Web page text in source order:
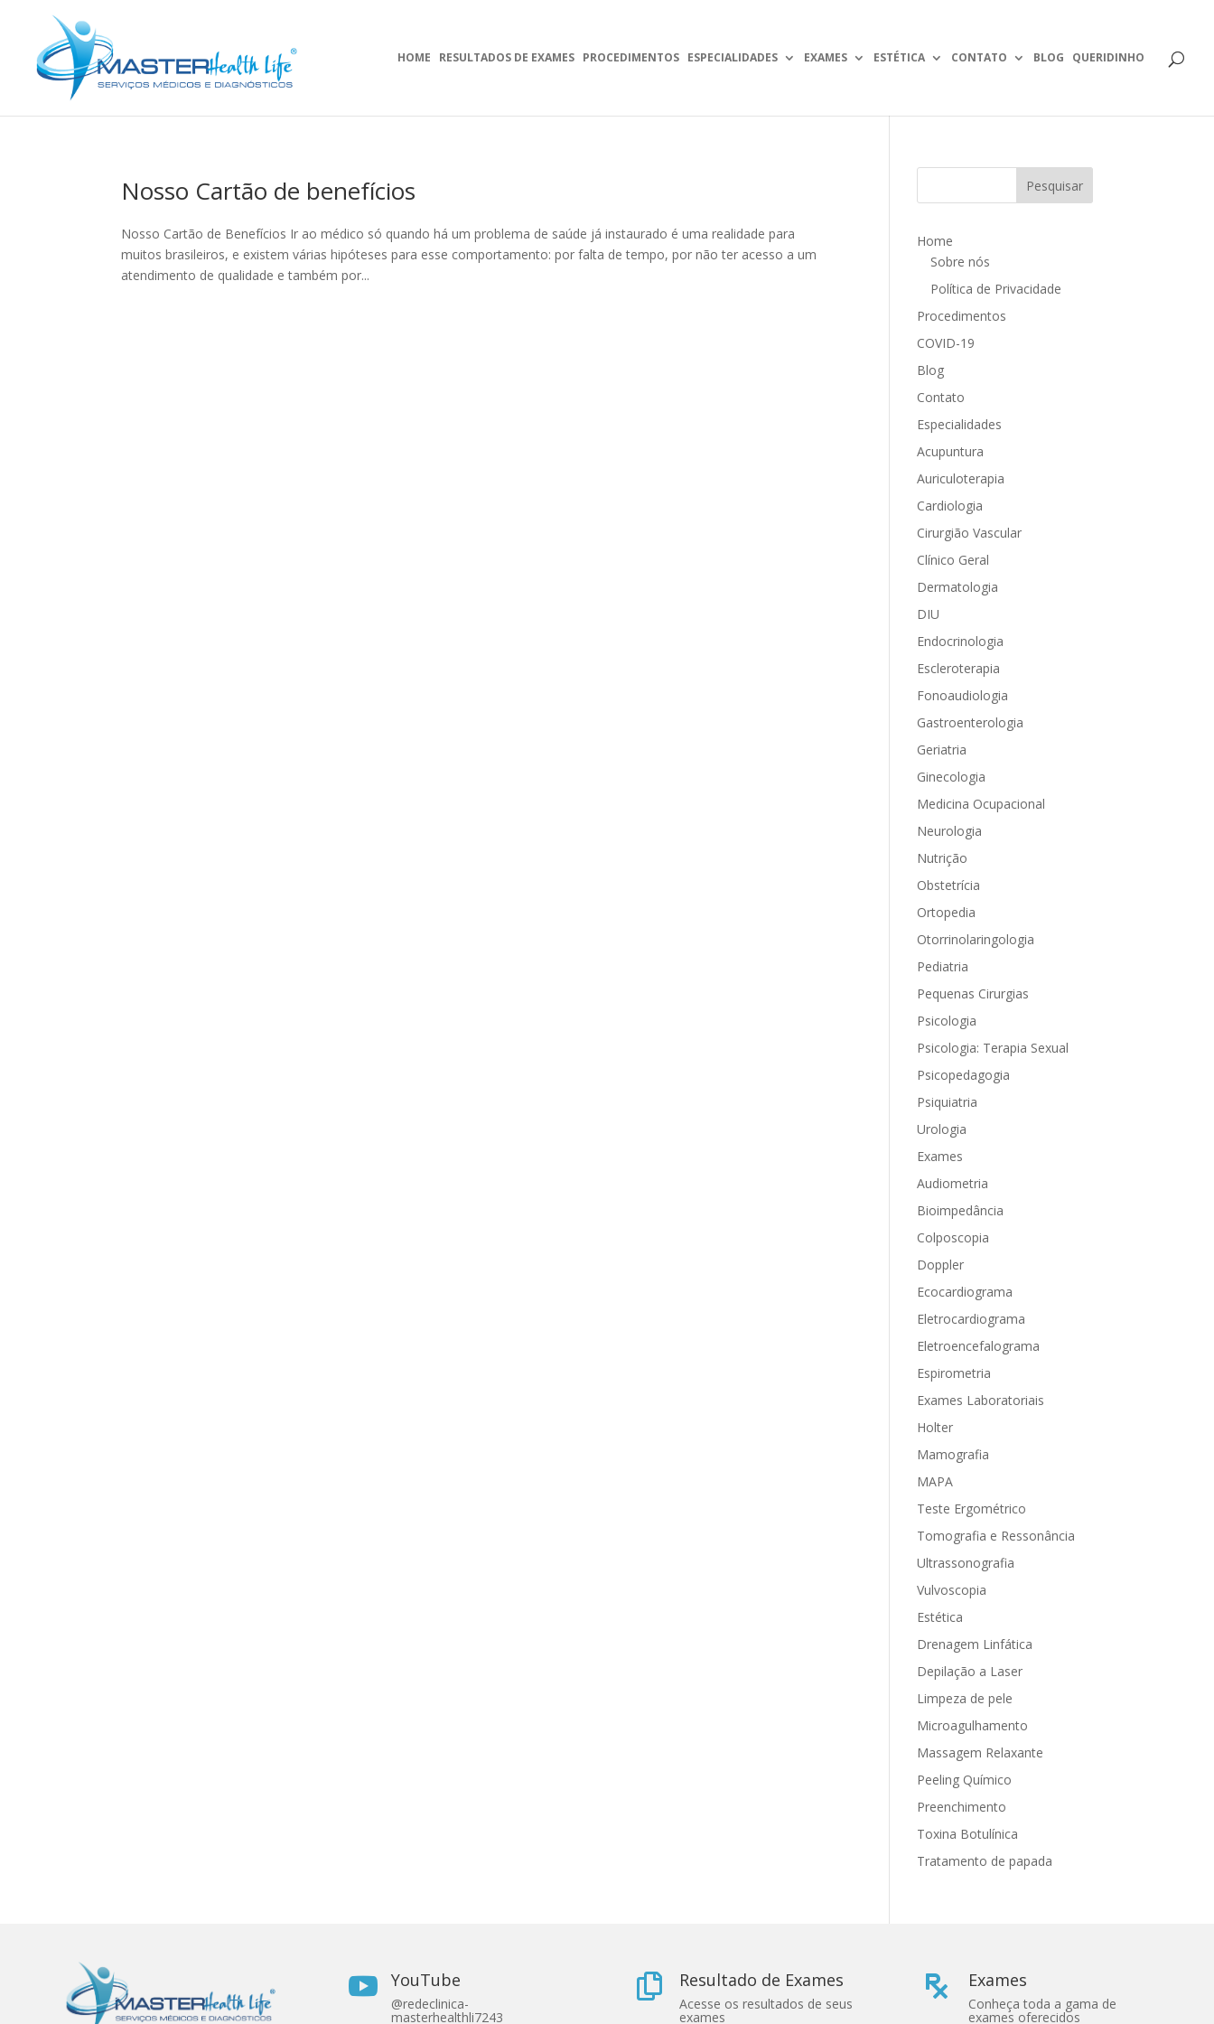
HOME RESULTADOS DE EXAMES PROCEDIMENTOS ESPECIALIDADES EXAMES ESTÉTICA CONTATO BLOG QUERIDINHO
Nosso Cartão de benefícios
Nosso Cartão de Benefícios Ir ao médico só quando há um problema de saúde já instaurado é uma realidade para
muitos brasileiros, e existem várias hipóteses para esse comportamento: por falta de tempo, por não ter acesso a um
atendimento de qualidade e também por...
Home
Sobre nós
Política de Privacidade
Procedimentos
COVID-19
Blog
Contato
Especialidades
Acupuntura
Auriculoterapia
Cardiologia
Cirurgião Vascular
Clínico Geral
Dermatologia
DIU
Endocrinologia
Escleroterapia
Fonoaudiologia
Gastroenterologia
Geriatria
Ginecologia
Medicina Ocupacional
Neurologia
Nutrição
Obstetrícia
Ortopedia
Otorrinolaringologia
Pediatria
Pequenas Cirurgias
Psicologia
Psicologia: Terapia Sexual
Psicopedagogia
Psiquiatria
Urologia
Exames
Audiometria
Bioimpedância
Colposcopia
Doppler
Ecocardiograma
Eletrocardiograma
Eletroencefalograma
Espirometria
Exames Laboratoriais
Holter
Mamografia
MAPA
Teste Ergométrico
Tomografia e Ressonância
Ultrassonografia
Vulvoscopia
Estética
Drenagem Linfática
Depilação a Laser
Limpeza de pele
Microagulhamento
Massagem Relaxante
Peeling Químico
Preenchimento
Toxina Botulínica
Tratamento de papada
 YouTube
@redeclinica-
masterhealthli7243
 Resultado de Exames
Acesse os resultados de seus
exames
 Exames
Conheça toda a gama de
exames oferecidos